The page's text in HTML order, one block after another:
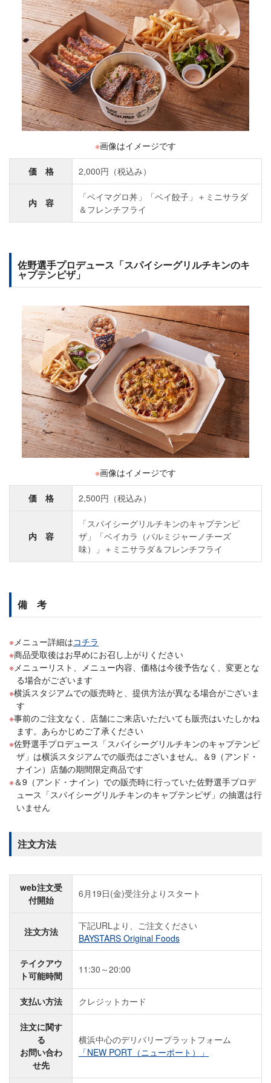
※画像はイメージです
価 格 2,000円（税込み）
内 容
「ベイマグロ丼」「ベイ餃子」＋ミニサラダ
＆フレンチフライ
佐野選手プロデュース「スパイシーグリルチキンのキ
ャプテンピザ」
※画像はイメージです
価 格 2,500円（税込み）
内 容
「スパイシーグリルチキンのキャプテンピ
ザ」「ベイカラ（パルミジャーノチーズ
味）」＋ミニサラダ＆フレンチフライ
備 考
メニュー詳細はコチラ
商品受取後はお早めにお召し上がりください
メニューリスト、メニュー内容、価格は今後予告なく、変更とな
る場合がございます
横浜スタジアムでの販売時と、提供方法が異なる場合がございま
す
事前のご注文なく、店舗にご来店いただいても販売はいたしかね
ます。あらかじめご了承ください
佐野選手プロデュース「スパイシーグリルチキンのキャプテンピ
ザ」は横浜スタジアムでの販売はございません。＆9（アンド・
ナイン）店舗の期間限定商品です
＆9（アンド・ナイン）での販売時に行っていた佐野選手プロデ
ュース「スパイシーグリルチキンのキャプテンピザ」の抽選は行
いません
注文方法
web注文受
付開始
6月19日(金)受注分よりスタート
注文方法
下記URLより、ご注文ください
BAYSTARS Original Foods
テイクアウ
ト可能時間
11:30～20:00
支払い方法 クレジットカード
注文に関す
る
お問い合わ
せ先
横浜中心のデリバリープラットフォーム
「NEW PORT（ニューポート）」